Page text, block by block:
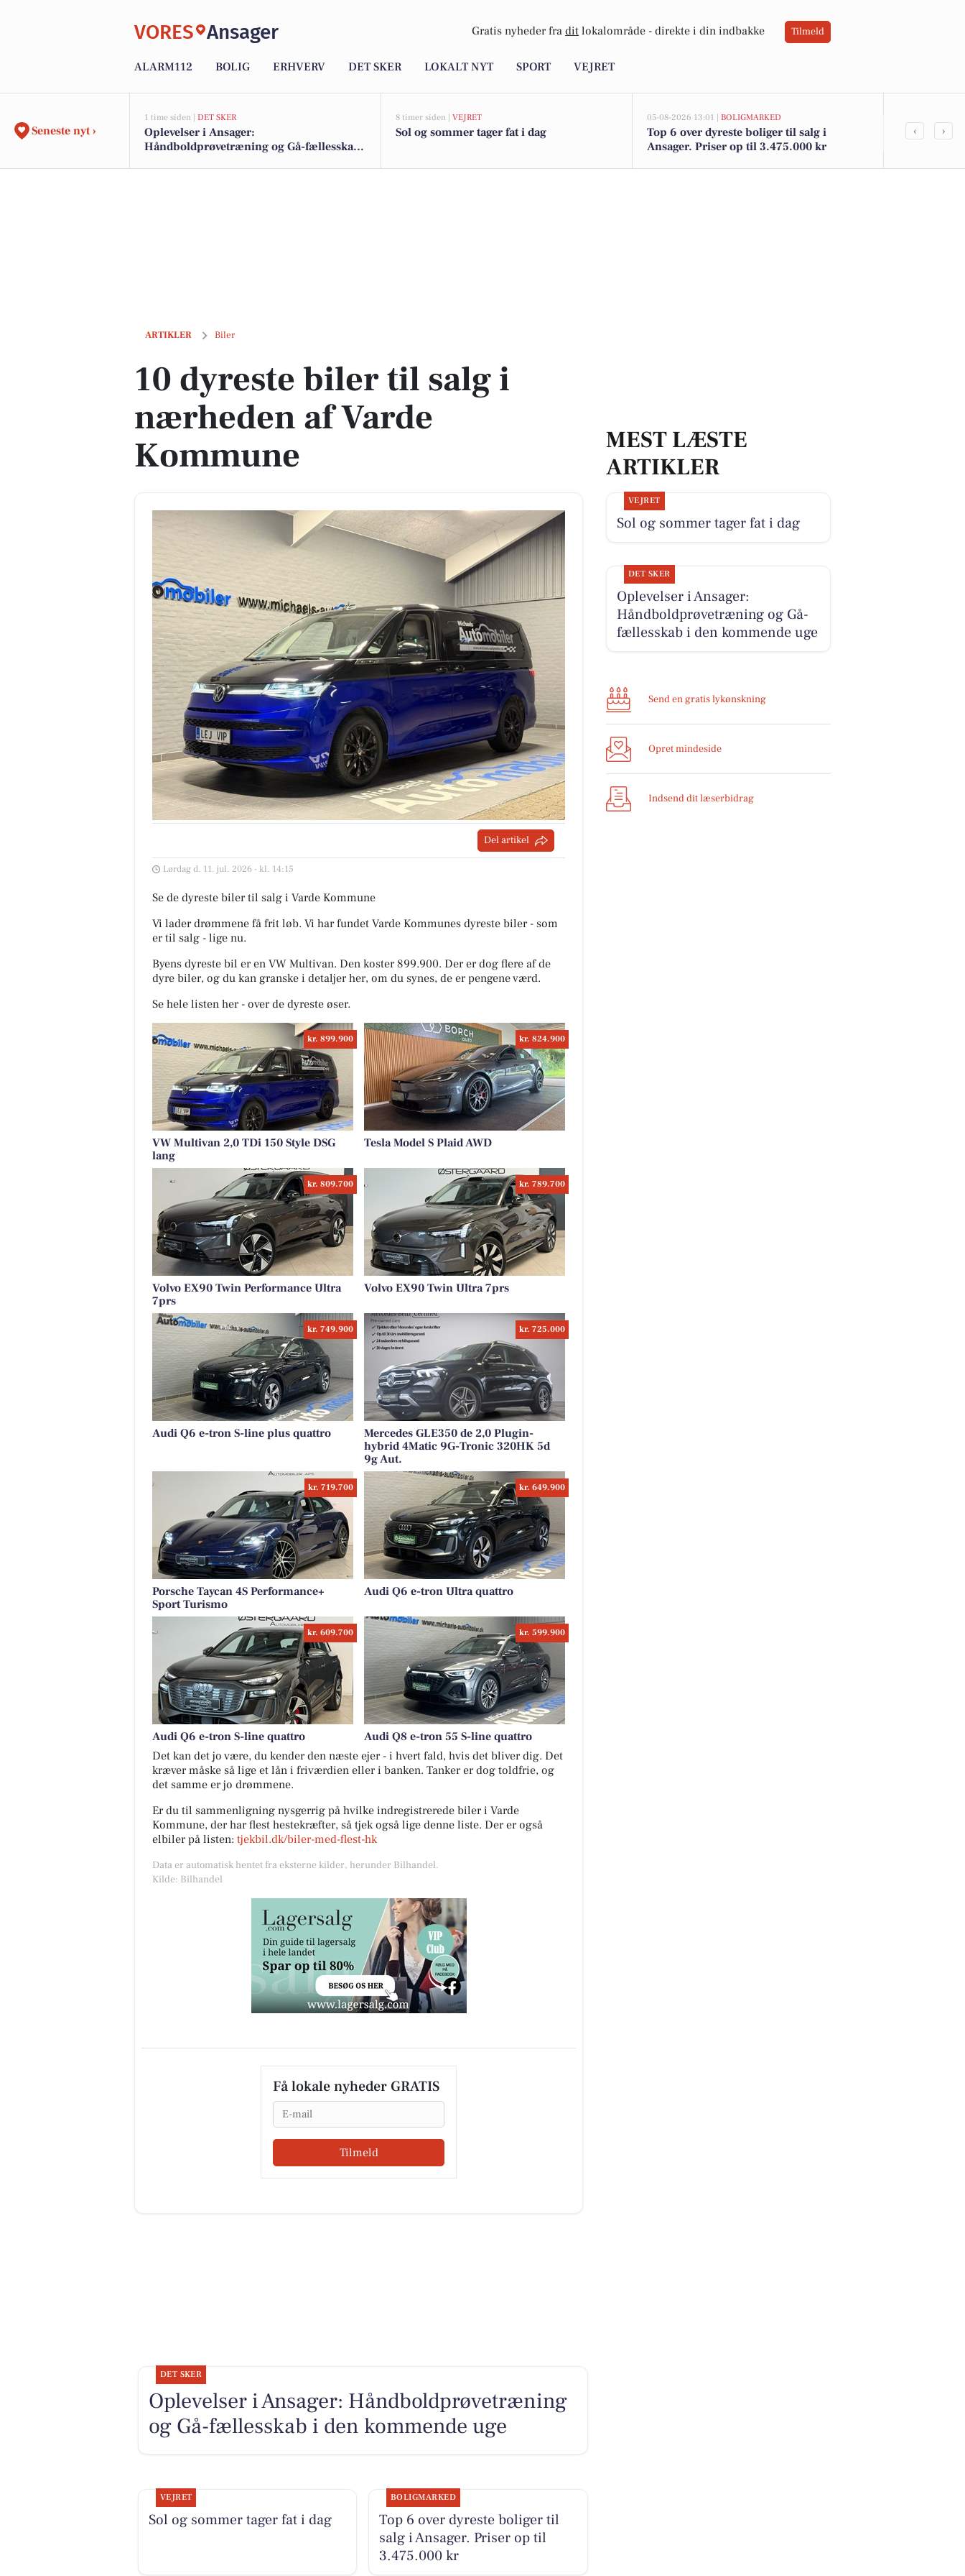
VORES Ansager Gratis nyheder fra dit lokalområde - direkte i din indbakke Tilmeld
ALARM112 BOLIG ERHVERV DET SKER LOKALT NYT SPORT VEJRET
Seneste nyt ›
1 time siden | DET SKER
Oplevelser i Ansager:
Håndboldprøvetræning og Gå-fællesskab
8 timer siden | VEJRET
Sol og sommer tager fat i dag
05-08-2026 13:01 | BOLIGMARKED
Top 6 over dyreste boliger til salg i
Ansager. Priser op til 3.475.000 kr
Gøl pølser
‹ ›
ARTIKLER Biler
10 dyreste biler til salg i nærheden af Varde Kommune
10 dyreste biler til salg i
nærheden af Varde
Kommune
Del artikel
Lørdag d. 11. jul. 2026 - kl. 14:15
Se de dyreste biler til salg i Varde Kommune
Vi lader drømmene få frit løb. Vi har fundet Varde Kommunes dyreste biler - som
er til salg - lige nu.
Byens dyreste bil er en VW Multivan. Den koster 899.900. Der er dog flere af de
dyre biler, og du kan granske i detaljer her, om du synes, de er pengene værd.
Se hele listen her - over de dyreste øser.
kr. 899.900
VW Multivan 2,0 TDi 150 Style DSG
lang
kr. 824.900
Tesla Model S Plaid AWD
kr. 809.700
Volvo EX90 Twin Performance Ultra
7prs
kr. 789.700
Volvo EX90 Twin Ultra 7prs
kr. 749.900
Audi Q6 e-tron S-line plus quattro
kr. 725.000
Mercedes GLE350 de 2,0 Plugin-
hybrid 4Matic 9G-Tronic 320HK 5d
9g Aut.
kr. 719.700
Porsche Taycan 4S Performance+
Sport Turismo
kr. 649.900
Audi Q6 e-tron Ultra quattro
kr. 609.700
Audi Q6 e-tron S-line quattro
kr. 599.900
Audi Q8 e-tron 55 S-line quattro
Det kan det jo være, du kender den næste ejer - i hvert fald, hvis det bliver dig. Det
kræver måske så lige et lån i friværdien eller i banken. Tanker er dog toldfrie, og
det samme er jo drømmene.
Er du til sammenligning nysgerrig på hvilke indregistrerede biler i Varde
Kommune, der har flest hestekræfter, så tjek også lige denne liste. Der er også
elbiler på listen: tjekbil.dk/biler-med-flest-hk
Data er automatisk hentet fra eksterne kilder, herunder Bilhandel.
Kilde: Bilhandel
Få lokale nyheder GRATIS
Email
Tilmeld
MEST LÆSTE
ARTIKLER
VEJRET
Sol og sommer tager fat i dag
DET SKER
Oplevelser i Ansager:
Håndboldprøvetræning og Gå-
fællesskab i den kommende uge
Send en gratis lykønskning
Opret mindeside
Indsend dit læserbidrag
DET SKER
Oplevelser i Ansager: Håndboldprøvetræning
og Gå-fællesskab i den kommende uge
VEJRET
Sol og sommer tager fat i dag
BOLIGMARKED
Top 6 over dyreste boliger til
salg i Ansager. Priser op til
3.475.000 kr